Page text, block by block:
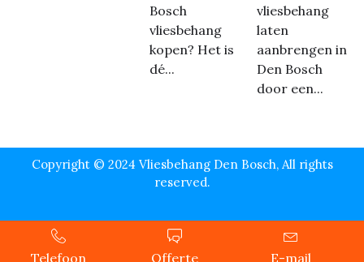
Bosch
vliesbehang
kopen? Het is
dé...
vliesbehang
laten
aanbrengen in
Den Bosch
door een...
Copyright © 2024 Vliesbehang Den Bosch, All rights
reserved.
Telefoon Offerte E-mail